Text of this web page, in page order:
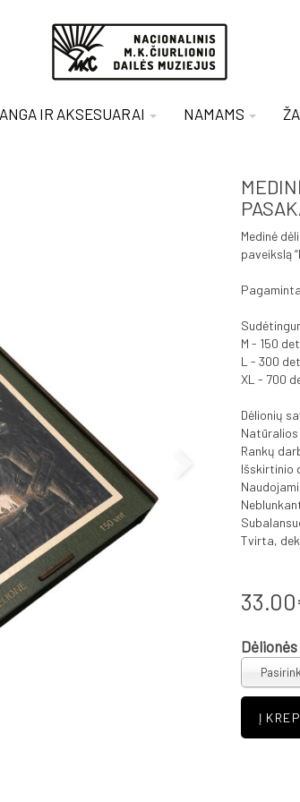
IR AKSESUARAI NAMAMS
Medinė
paveikslą
M - 150
L - 300
XL - 700
Dėlionių
Rankų
Išskirtinio
Tvirta,